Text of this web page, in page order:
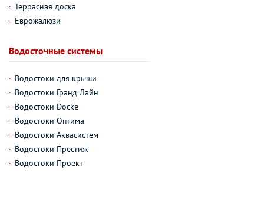
Террасная доска
Еврожалюзи
Водосточные системы
Водостоки для крыши
Водостоки Гранд Лайн
Водостоки Docke
Водостоки Оптима
Водостоки Аквасистем
Водостоки Престиж
Водостоки Проект